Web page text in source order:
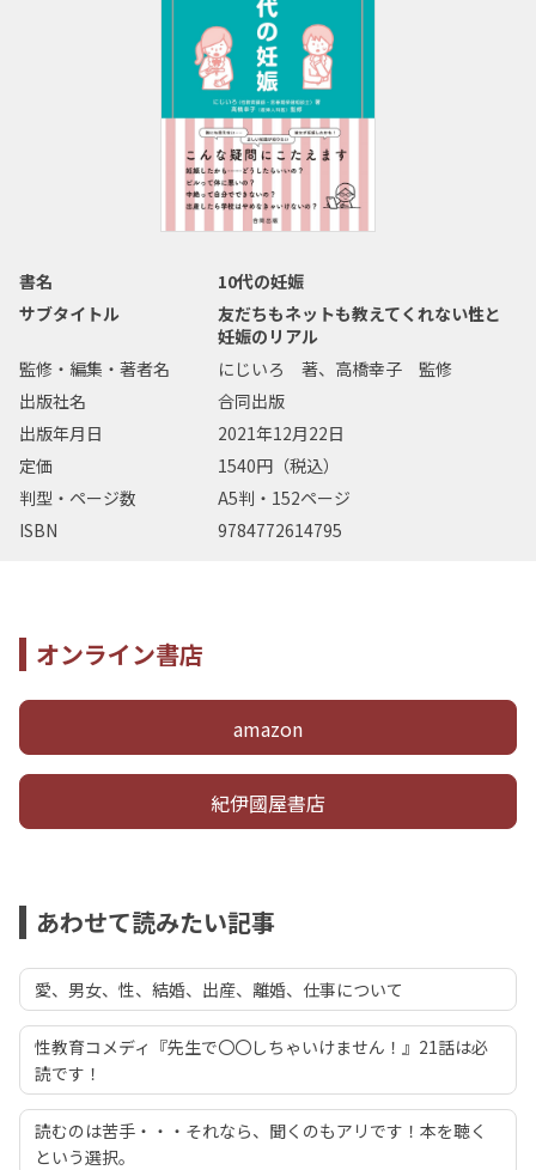
書名
10代の妊娠
サブタイトル
友だちもネットも教えてくれない性と
妊娠のリアル
監修・編集・著者名
にじいろ 著、高橋幸子 監修
出版社名
合同出版
出版年月日
2021年12月22日
定価
1540円（税込）
判型・ページ数
A5判・152ページ
ISBN
9784772614795
オンライン書店
amazon
紀伊國屋書店
あわせて読みたい記事
愛、男女、性、結婚、出産、離婚、仕事について
性教育コメディ『先生で〇〇しちゃいけません！』21話は必
読です！
読むのは苦手・・・それなら、聞くのもアリです！本を聴く
という選択。